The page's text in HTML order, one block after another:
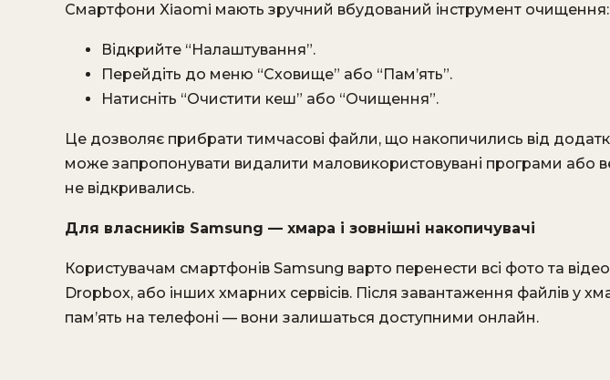
Смартфони Xiaomi мають зручний вбудований інструмент очищення:
Відкрийте “Налаштування”.
Перейдіть до меню “Сховище” або “Пам’ять”.
Натисніть “Очистити кеш” або “Очищення”.
Це дозволяє прибрати тимчасові файли, що накопичились від
може запропонувати видалити маловикористовувані програми або
не відкривались.
Для власників Samsung — хмара і зовнішні накопичувачі
Користувачам смартфонів Samsung варто перенести всі фото та
Dropbox, або інших хмарних сервісів. Після завантаження файлів у
пам’ять на телефоні — вони залишаться доступними онлайн.